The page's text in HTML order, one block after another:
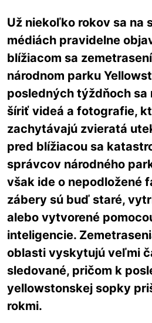
Už niekoľko rokov sa na
médiách pravidelne
blížiacom sa
národnom parku
posledných týždňoch sa
šíriť videá a fotografie,
zachytávajú zvieratá
pred blížiacou sa
správcov národného
však ide o nepodložené
zábery sú buď staré,
alebo vytvorené
inteligencie.
oblasti vyskytujú veľmi
sledované, pričom k
yellowstonskej sopky
rokmi.